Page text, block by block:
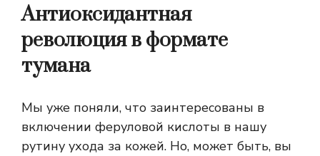
Антиоксидантная
революция в формате
тумана
Мы уже поняли, что заинтересованы в
включении феруловой кислоты в нашу
рутину ухода за кожей. Но, может быть, вы